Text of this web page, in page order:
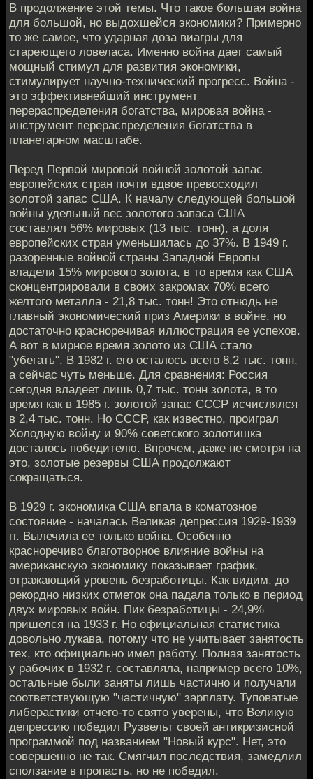
В продолжение этой темы. Что такое большая война
для большой, но выдохшейся экономики? Примерно
то же самое, что ударная доза виагры для
стареющего ловеласа. Именно война дает самый
мощный стимул для развития экономики,
стимулирует научно-технический прогресс. Война -
это эффективнейший инструмент
перераспределения богатства, мировая война -
инструмент перераспределения богатства в
планетарном масштабе.
Перед Первой мировой войной золотой запас
европейских стран почти вдвое превосходил
золотой запас США. К началу следующей большой
войны удельный вес золотого запаса США
составлял 56% мировых (13 тыс. тонн), а доля
европейских стран уменьшилась до 37%. В 1949 г.
разоренные войной страны Западной Европы
владели 15% мирового золота, в то время как США
сконцентрировали в своих закромах 70% всего
желтого металла - 21,8 тыс. тонн! Это отнюдь не
главный экономический приз Америки в войне, но
достаточно красноречивая иллюстрация ее успехов.
А вот в мирное время золото из США стало
"убегать". В 1982 г. его осталось всего 8,2 тыс. тонн,
а сейчас чуть меньше. Для сравнения: Россия
сегодня владеет лишь 0,7 тыс. тонн золота, в то
время как в 1985 г. золотой запас СССР исчислялся
в 2,4 тыс. тонн. Но СССР, как известно, проиграл
Холодную войну и 90% советского золотишка
досталось победителю. Впрочем, даже не смотря на
это, золотые резервы США продолжают
сокращаться.
В 1929 г. экономика США впала в коматозное
состояние - началась Великая депрессия 1929-1939
гг. Вылечила ее только война. Особенно
красноречиво благотворное влияние войны на
американскую экономику показывает график,
отражающий уровень безработицы. Как видим, до
рекордно низких отметок она падала только в период
двух мировых войн. Пик безработицы - 24,9%
пришелся на 1933 г. Но официальная статистика
довольно лукава, потому что не учитывает занятость
тех, кто официально имел работу. Полная занятость
у рабочих в 1932 г. составляла, например всего 10%,
остальные были заняты лишь частично и получали
соответствующую "частичную" зарплату. Туповатые
либерастики отчего-то свято уверены, что Великую
депрессию победил Рузвельт своей антикризисной
программой под названием "Новый курс". Нет, это
совершенно не так. Смягчил последствия, замедлил
сползание в пропасть, но не победил.